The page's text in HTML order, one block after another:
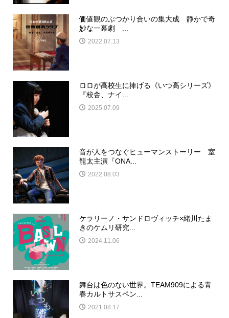
価値観のぶつかり合いの集大成 静かで奇
妙な一幕劇 ...
2022.07.13
ロロが⾼校⽣に捧げる《いつ⾼シリーズ》
『校舎、ナイ...
2025.07.09
音が人をつなぐヒューマンストーリー 室
龍太主演『ONA...
2022.08.03
ケラリーノ・サンドロヴィッチ×緒川たま
きのケムリ研究...
2024.11.06
舞台は色のない世界。TEAM909による青
春カルトサスペン...
2021.08.17